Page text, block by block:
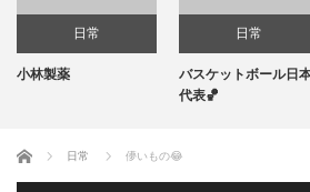
日常
小林製薬
日常
バスケットボール日
代表🏀
ホーム 日常 儚いもの😂